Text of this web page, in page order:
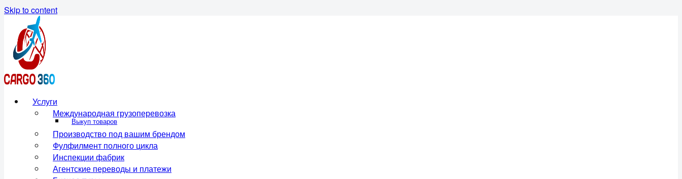
Skip to content
Услуги
Международная грузоперевозка
Выкуп товаров
Производство под вашим брендом
Фулфилмент полного цикла
Инспекции фабрик
Агентские переводы и платежи